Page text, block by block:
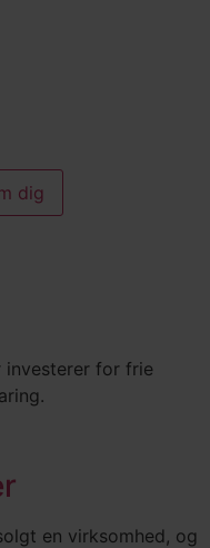
dig
investerer for frie
en virksomhed, og